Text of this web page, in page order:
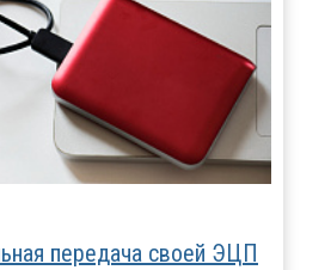
передача своей ЭЦП